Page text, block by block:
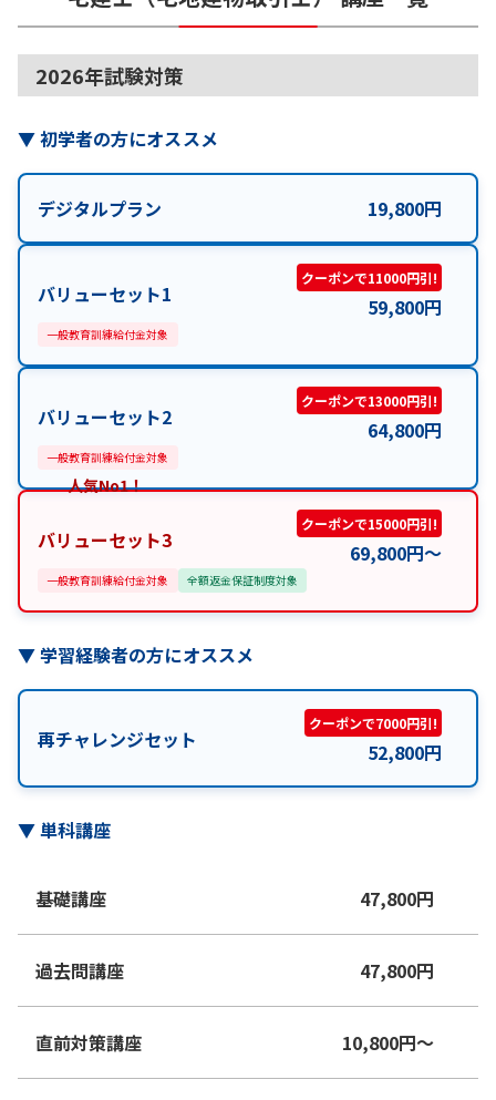
2026年試験対策
▼初学者の方にオススメ
デジタルプラン 19,800円
バリューセット1
クーポンで11000円引!
59,800円
一般教育訓練給付金対象
バリューセット2
クーポンで13000円引!
64,800円
一般教育訓練給付金対象
人気No1！
バリューセット3
クーポンで15000円引!
69,800円〜
一般教育訓練給付金対象 全額返金保証制度対象
▼学習経験者の方にオススメ
再チャレンジセット
クーポンで7000円引!
52,800円
▼単科講座
基礎講座 47,800円
過去問講座 47,800円
直前対策講座 10,800円〜